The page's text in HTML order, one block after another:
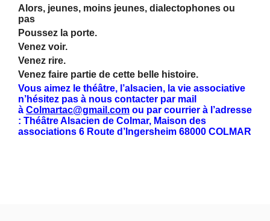
Alors, jeunes, moins jeunes, dialectophones ou
pas
Poussez la porte.
Venez voir.
Venez rire.
Venez faire partie de cette belle histoire.
Vous aimez le théâtre, l’alsacien, la vie associative
n’hésitez pas à nous contacter par mail
à Colmartac@gmail.com ou par courrier à l’adresse
: Théâtre Alsacien de Colmar, Maison des
associations 6 Route d’Ingersheim 68000 COLMAR